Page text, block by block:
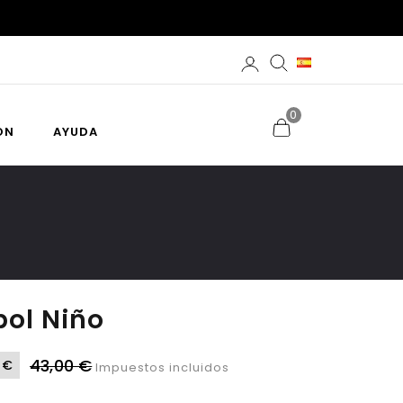
0
AYUDA
Niño
€ 43,00 € Impuestos incluidos